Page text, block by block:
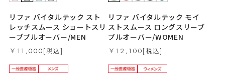
リファ バイタルテック スト
レッチスムース ショートスリ
ーブプルオーバー/MEN
￥11,000
リファ バイタルテック モイ
ストスムース ロングスリーブ
プルオーバー/WOMEN
￥12,100